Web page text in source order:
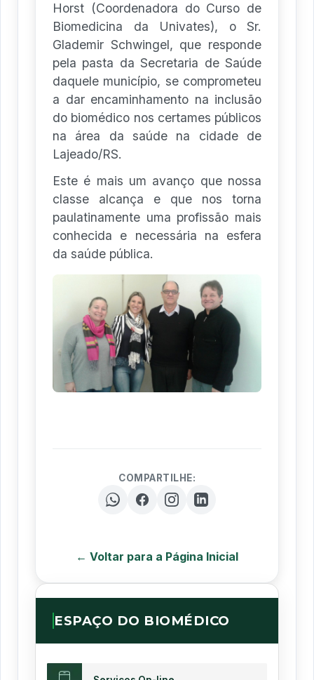
Horst (Coordenadora do Curso de
Biomedicina da Univates), o Sr.
Glademir Schwingel, que responde
pela pasta da Secretaria de Saúde
daquele município, se comprometeu
a dar encaminhamento na inclusão
do biomédico nos certames públicos
na área da saúde na cidade de
Lajeado/RS.
Este é mais um avanço que nossa
classe alcança e que nos torna
paulatinamente uma profissão mais
conhecida e necessária na esfera
da saúde pública.
COMPARTILHE:
← Voltar para a Página Inicial
ESPAÇO DO BIOMÉDICO